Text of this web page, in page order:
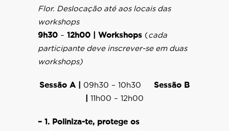
Flor. Deslocação até aos locais das
workshops
9h30 – 12h00 | Workshops (cada
participante deve inscrever-se em duas
workshops)
Sessão A | 09h30 – 10h30 Sessão B
11h00 – 12h00
– 1. Poliniza-te, protege os